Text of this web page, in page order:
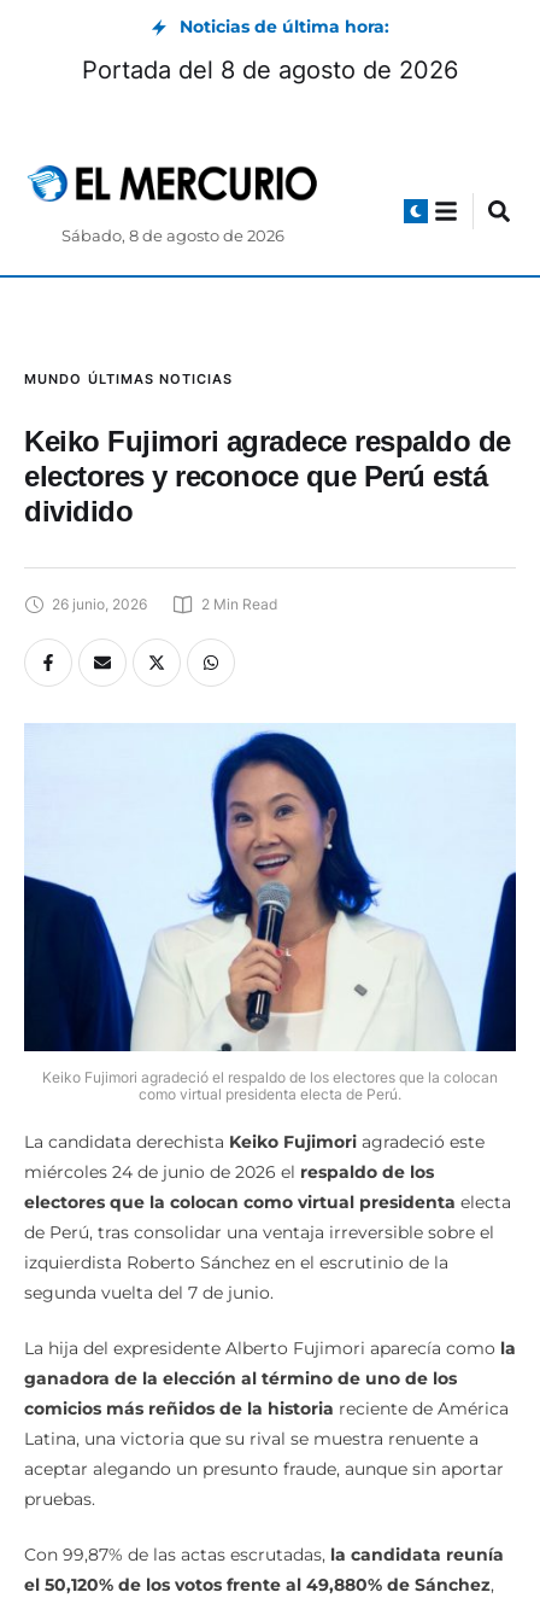
Noticias de última hora:
Portada del 8 de agosto de 2026
Sábado, 8 de agosto de 2026
MUNDO ÚLTIMAS NOTICIAS
Keiko Fujimori agradece respaldo de
electores y reconoce que Perú está
dividido
26 junio, 2026 2 Min Read
Keiko Fujimori agradeció el respaldo de los electores que la colocan
como virtual presidenta electa de Perú.
La candidata derechista Keiko Fujimori agradeció este
miércoles 24 de junio de 2026 el respaldo de los
electores que la colocan como virtual presidenta electa
de Perú, tras consolidar una ventaja irreversible sobre el
izquierdista Roberto Sánchez en el escrutinio de la
segunda vuelta del 7 de junio.
La hija del expresidente Alberto Fujimori aparecía como la
ganadora de la elección al término de uno de los
comicios más reñidos de la historia reciente de América
Latina, una victoria que su rival se muestra renuente a
aceptar alegando un presunto fraude, aunque sin aportar
pruebas.
Con 99,87% de las actas escrutadas, la candidata reunía
el 50,120% de los votos frente al 49,880% de Sánchez,